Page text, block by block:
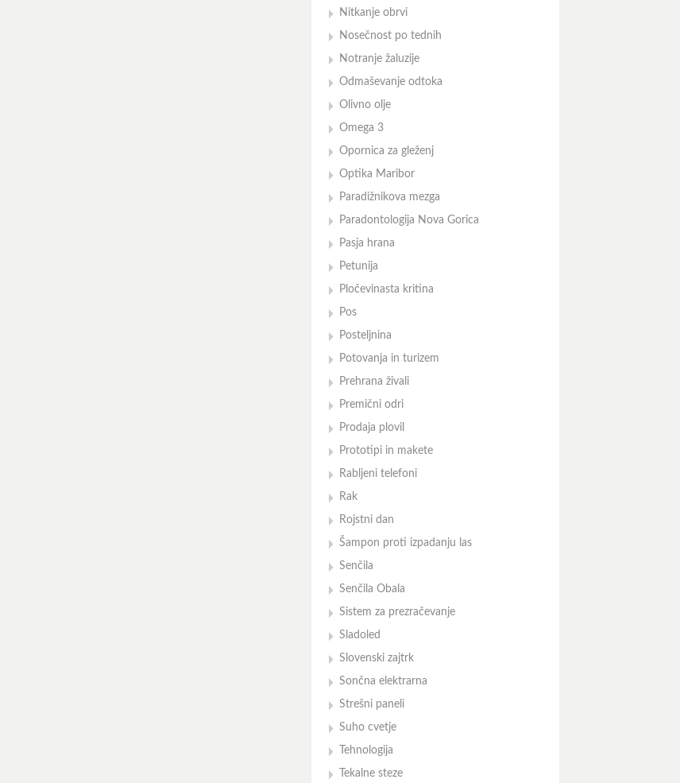
Nitkanje obrvi
Nosečnost po tednih
Notranje žaluzije
Odmaševanje odtoka
Olivno olje
Omega 3
Opornica za gleženj
Optika Maribor
Paradižnikova mezga
Paradontologija Nova Gorica
Pasja hrana
Petunija
Pločevinasta kritina
Pos
Posteljnina
Potovanja in turizem
Prehrana živali
Premični odri
Prodaja plovil
Prototipi in makete
Rabljeni telefoni
Rak
Rojstni dan
Šampon proti izpadanju las
Senčila
Senčila Obala
Sistem za prezračevanje
Sladoled
Slovenski zajtrk
Sončna elektrarna
Strešni paneli
Suho cvetje
Tehnologija
Tekalne steze